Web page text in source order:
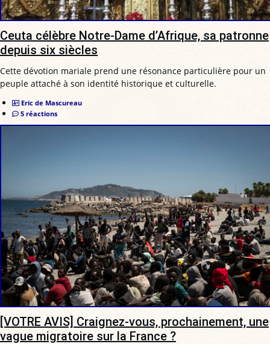
Ceuta célèbre Notre-Dame d’Afrique, sa patronne
depuis six siècles
Cette dévotion mariale prend une résonance particulière pour un
peuple attaché à son identité historique et culturelle.
Eric de Mascureau
5 réactions
[VOTRE AVIS] Craignez-vous, prochainement, une
vague migratoire sur la France ?